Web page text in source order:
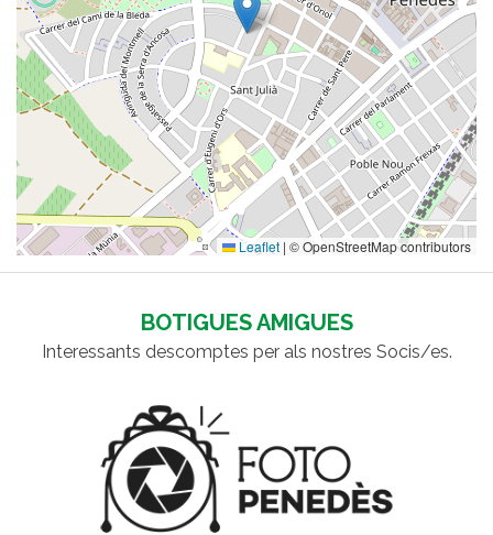
Leaflet | © OpenStreetMap contributors
BOTIGUES AMIGUES
Interessants descomptes per als nostres Socis/es.